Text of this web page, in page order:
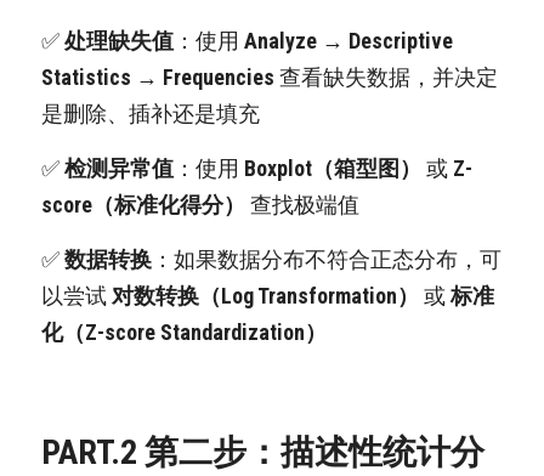
✅ 处理缺失值 ：使用 Analyze → Descriptive
Statistics → Frequencies 查看缺失数据，并决定
是删除、插补还是填充
✅ 检测异常值 ：使用 Boxplot（箱型图） 或 Z-
score（标准化得分）
查找极端值
✅ 数据转换 ：如果数据分布不符合正态分布，可
以尝试 对数转换（Log Transformation） 或 标准
化（Z-score Standardization）
PART.2 第二步：描述性统计分